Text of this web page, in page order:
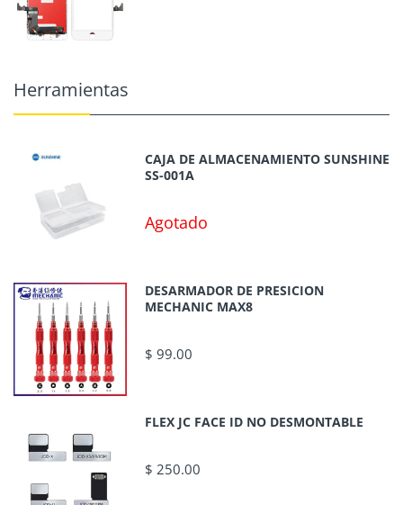
Herramientas
CAJA DE ALMACENAMIENTO SUNSHINE
SS-001A
Agotado
DESARMADOR DE PRESICION
MECHANIC MAX8
$ 99.00
FLEX JC FACE ID NO DESMONTABLE
$ 250.00